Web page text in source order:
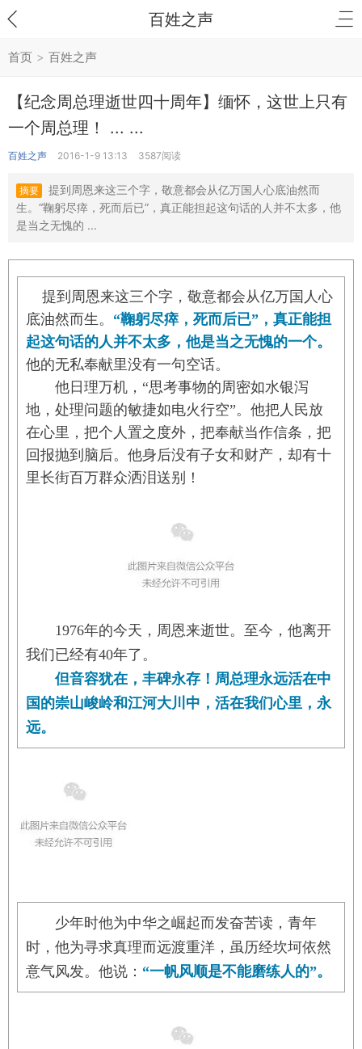
百姓之声
首页 > 百姓之声
【纪念周总理逝世四十周年】缅怀，这世上只有
一个周总理！ ... ...
百姓之声 2016-1-9 13:13 3587阅读
摘要
提到周恩来这三个字，敬意都会从亿万国人心底油然而
生。“鞠躬尽瘁，死而后已”，真正能担起这句话的人并不太多，他
是当之无愧的 ...
底油然而生。 “鞠躬尽瘁，死而后已”，真正能担
起这句话的人并不太多，他是当之无愧的一个。
他的无私奉献里没有一句空话。
他日理万机，“思考事物的周密如水银泻
地，处理问题的敏捷如电火行空”。他把人民放
在心里，把个人置之度外，把奉献当作信条，把
回报抛到脑后。他身后没有子女和财产，却有十
里长街百万群众洒泪送别！
1976年的今天，周恩来逝世。至今，他离开
我们已经有40年了。
但音容犹在，丰碑永存！周总理永远活在中
国的崇山峻岭和江河大川中，活在我们心里，永
远。
少年时他为中华之崛起而发奋苦读，青年
时，他为寻求真理而远渡重洋，虽历经坎坷依然
意气风发。他说： “一帆风顺是不能磨练人的”。